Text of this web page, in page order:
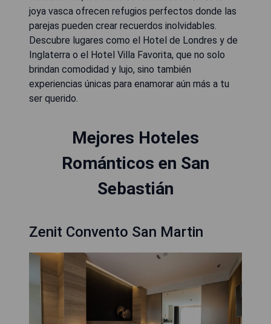
joya vasca ofrecen refugios perfectos donde las
parejas pueden crear recuerdos inolvidables.
Descubre lugares como el Hotel de Londres y de
Inglaterra o el Hotel Villa Favorita, que no solo
brindan comodidad y lujo, sino también
experiencias únicas para enamorar aún más a tu
ser querido.
Mejores Hoteles
Románticos en San
Sebastián
Zenit Convento San Martin